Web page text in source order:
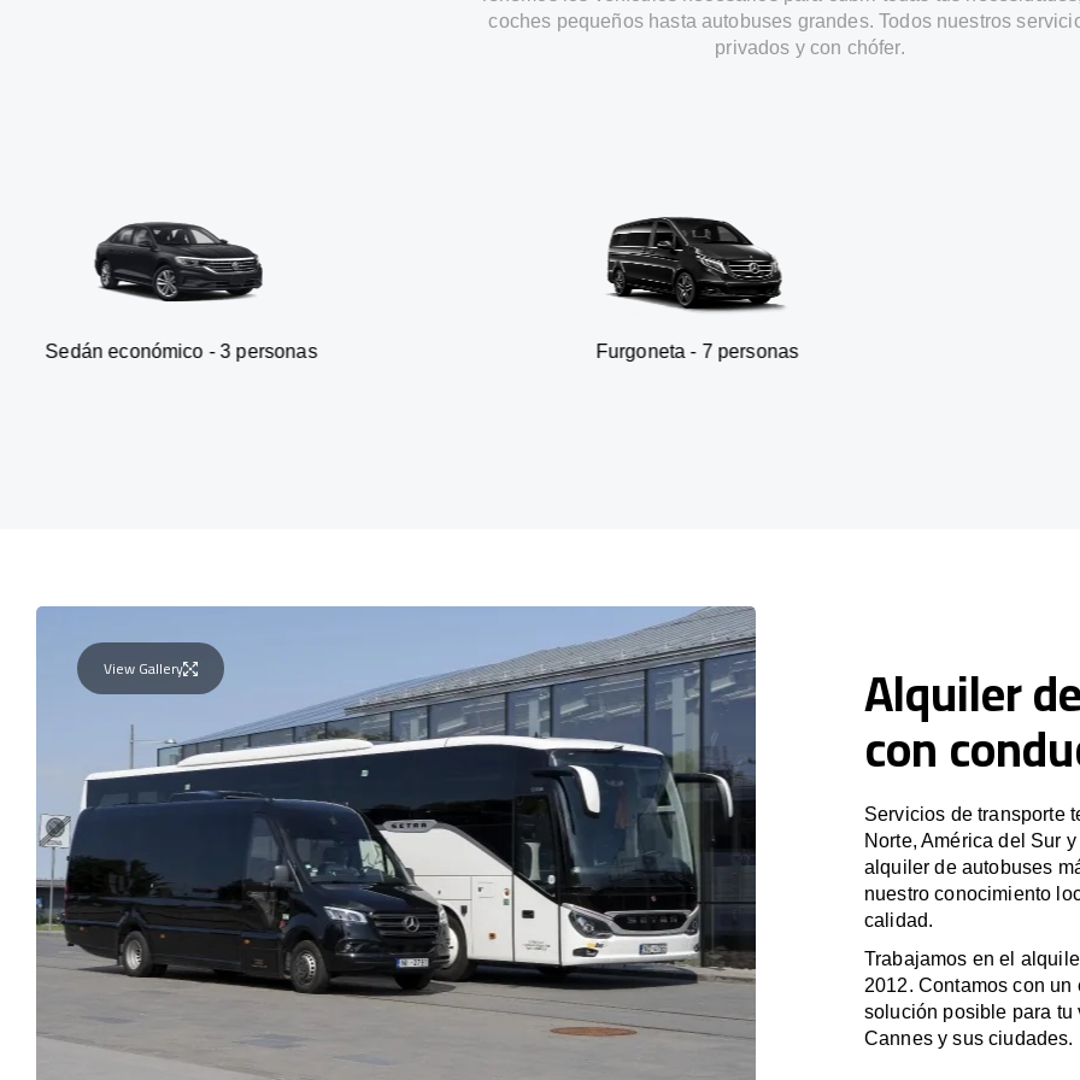
coches pequeños hasta autobuses grandes. Todos nuestros
privados y con chófer.
- 3 personas Furgoneta - 7 personas SUV - 3
View Gallery Alquiler
con
Servicios de transporte
Norte, América del Sur
alquiler de autobuses
nuestro conocimiento
calidad.
Trabajamos en el
2012. Contamos con
solución posible para tu
Cannes y sus ciudades.